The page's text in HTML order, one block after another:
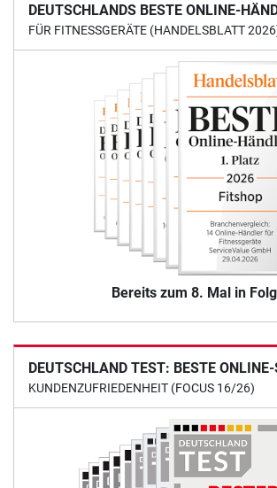
DEUTSCHLANDS BESTE ONLINE-
FÜR FITNESSGERÄTE (HANDELSBLATT
Bereits zum 8. Mal in
DEUTSCHLAND TEST: BESTE
KUNDENZUFRIEDENHEIT (FOCUS 16/26)